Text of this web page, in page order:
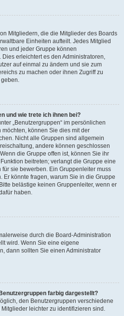
Mitgliedern, die die Mitglieder des Boards
Einheiten aufteilt. Jedes Mitglied
und jeder Gruppe können
erleichtert es den Administratoren,
auf einmal zu ändern und sie zum
zu machen oder ihnen Zugriff zu
und wie trete ich ihnen bei?
„Benutzergruppen“ im persönlichen
können Sie dies mit der
Nicht alle Gruppen sind allgemein
andere können geschlossen
die Gruppe offen ist, können Sie ihr
beitreten; verlangt die Gruppe eine
sie bewerben. Ein Gruppenleiter muss
Er könnte fragen, warum Sie in die Gruppe
belästige keinen Gruppenleiter, wenn er
haben.
durch die Board-Administration
wird. Wenn Sie eine eigene
dann sollten Sie einen Administrator
farbig dargestellt?
den Benutzergruppen verschiedene
leichter zu identifizieren sind.